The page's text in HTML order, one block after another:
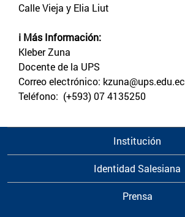
Calle Vieja y Elia Liut
ℹ️ Más Información:
Kleber Zuna
Docente de la UPS
Correo electrónico: kzuna@ups.edu.ec
Teléfono: (+593) 07 4135250
Institución
Identidad Salesiana
Prensa